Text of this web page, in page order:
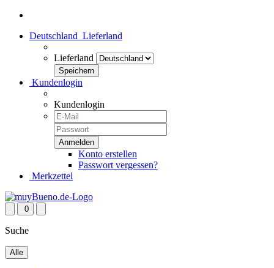
Deutschland Lieferland
Lieferland
Kundenlogin
Kundenlogin
Konto erstellen
Passwort vergessen?
Merkzettel
0
Suche
Alle